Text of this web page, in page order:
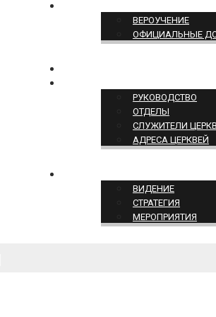
ВЕРОУЧЕНИЕ
ОФИЦИАЛЬНЫЕ
РУКОВОДСТВО
ОТДЕЛЫ
СЛУЖИТЕЛИ
АДРЕСА ЦЕРКВЕЙ
ВИДЕНИЕ
СТРАТЕГИЯ
МЕРОПРИЯТИЯ